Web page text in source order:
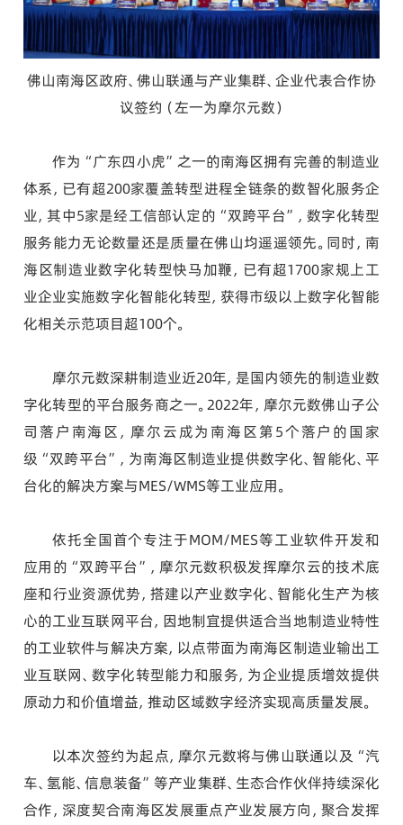
佛山南海区政府、佛山联通与产业集群、企业代表合作协
议签约（左一为摩尔元数）
作为“广东四小虎”之一的南海区拥有完善的制造业
体系，已有超200家覆盖转型进程全链条的数智化服务企
业，其中5家是经工信部认定的“双跨平台”，数字化转型
服务能力无论数量还是质量在佛山均遥遥领先。同时，南
海区制造业数字化转型快马加鞭，已有超1700家规上工
业企业实施数字化智能化转型，获得市级以上数字化智能
化相关示范项目超100个。
摩尔元数深耕制造业近20年，是国内领先的制造业数
字化转型的平台服务商之一。2022年，摩尔元数佛山子公
司落户南海区，摩尔云成为南海区第5个落户的国家
级“双跨平台”，为南海区制造业提供数字化、智能化、平
台化的解决方案与MES/WMS等工业应用。
依托全国首个专注于MOM/MES等工业软件开发和
应用的“双跨平台”，摩尔元数积极发挥摩尔云的技术底
座和行业资源优势，搭建以产业数字化、智能化生产为核
心的工业互联网平台，因地制宜提供适合当地制造业特性
的工业软件与解决方案，以点带面为南海区制造业输出工
业互联网、数字化转型能力和服务，为企业提质增效提供
原动力和价值增益，推动区域数字经济实现高质量发展。
以本次签约为起点，摩尔元数将与佛山联通以及“汽
车、氢能、信息装备”等产业集群、生态合作伙伴持续深化
合作，深度契合南海区发展重点产业发展方向，聚合发挥